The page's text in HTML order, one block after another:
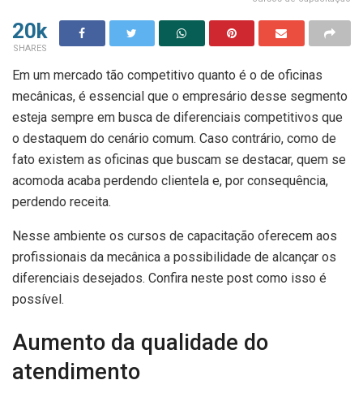
20k
SHARES
Em um mercado tão competitivo quanto é o de oficinas
mecânicas, é essencial que o empresário desse segmento
esteja sempre em busca de diferenciais competitivos que
o destaquem do cenário comum. Caso contrário, como de
fato existem as oficinas que buscam se destacar, quem se
acomoda acaba perdendo clientela e, por consequência,
perdendo receita.
Nesse ambiente os cursos de capacitação oferecem aos
profissionais da mecânica a possibilidade de alcançar os
diferenciais desejados. Confira neste post como isso é
possível.
Aumento da qualidade do
atendimento